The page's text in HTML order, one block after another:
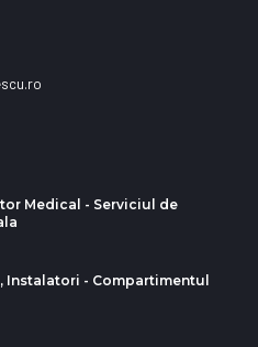
Medical - Serviciul de
- Compartimentul